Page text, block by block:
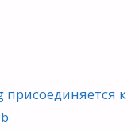
присоединяется к